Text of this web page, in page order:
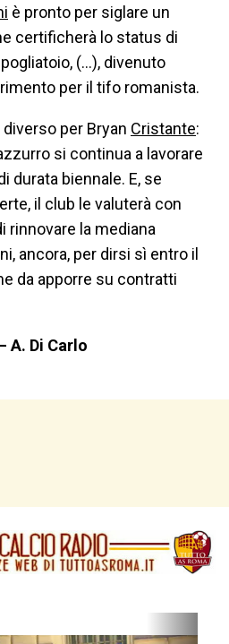
è pronto per siglare un
certificherà lo status di
(…), divenuto
per il tifo romanista.
per Bryan Cristante:
si continua a lavorare
durata biennale. E, se
il club le valuterà con
rinnovare la mediana
ancora, per dirsi sì entro il
da apporre su contratti
A. Di Carlo